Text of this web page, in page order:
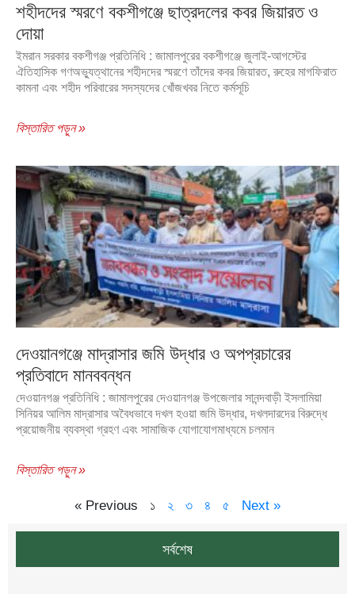
শহীদদের স্মরণে বকশীগঞ্জে ছাত্রদলের কবর জিয়ারত ও
দোয়া
ইমরান সরকার বকশীগঞ্জ প্রতিনিধি : জামালপুরের বকশীগঞ্জে জুলাই-আগস্টের
ঐতিহাসিক গণঅভ্যুত্থানের শহীদদের স্মরণে তাঁদের কবর জিয়ারত, রুহের মাগফিরাত
কামনা এবং শহীদ পরিবারের সদস্যদের খোঁজখবর নিতে কর্মসূচি
বিস্তারিত পড়ুন »
দেওয়ানগঞ্জে মাদ্রাসার জমি উদ্ধার ও অপপ্রচারের
প্রতিবাদে মানববন্ধন
দেওয়ানগঞ্জ প্রতিনিধি : জামালপুরের দেওয়ানগঞ্জ উপজেলার সানন্দবাড়ী ইসলামিয়া
সিনিয়র আলিম মাদ্রাসার অবৈধভাবে দখল হওয়া জমি উদ্ধার, দখলদারদের বিরুদ্ধে
প্রয়োজনীয় ব্যবস্থা গ্রহণ এবং সামাজিক যোগাযোগমাধ্যমে চলমান
বিস্তারিত পড়ুন »
« Previous ১ ২ ৩ ৪ ৫ Next »
সর্বশেষ